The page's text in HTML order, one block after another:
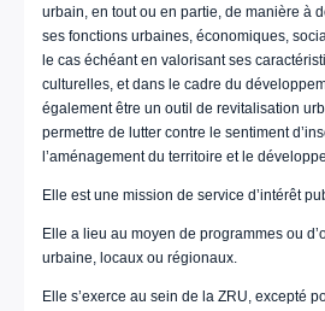
urbain, en tout ou en partie, de manière à
ses fonctions urbaines, économiques,
le cas échéant en valorisant ses
culturelles, et dans le cadre du
également être un outil de revitalisation
permettre de lutter contre le sentiment
l’aménagement du territoire et le
Elle est une mission de service d’intérêt
Elle a lieu au moyen de programmes ou
urbaine, locaux ou régionaux.
Elle s’exerce au sein de la ZRU, excepté